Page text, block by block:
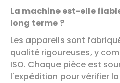
La machine est-elle
long terme ?
Les appareils sont
qualité rigoureuses, y
ISO. Chaque pièce est
l'expédition pour vérifier